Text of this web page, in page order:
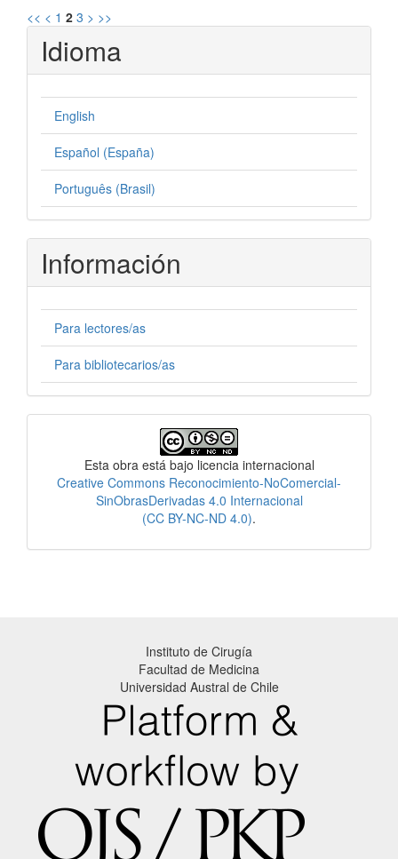
<< < 1 2 3 > >>
Idioma
English
Español (España)
Português (Brasil)
Información
Para lectores/as
Para bibliotecarios/as
Esta obra está bajo licencia internacional
Creative Commons Reconocimiento-NoComercial-
SinObrasDerivadas 4.0 Internacional
(CC BY-NC-ND 4.0).
Instituto de Cirugía
Facultad de Medicina
Universidad Austral de Chile